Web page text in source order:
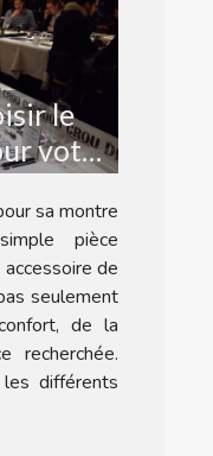
le
votre
sa montre
pièce
de
seulement
de la
recherchée.
différents